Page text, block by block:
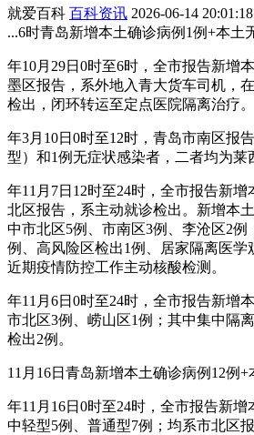
就爱百科 百科资讯 2026-06-14 20:01:18
...6时青岛新增本土确诊病例1例+本土
年10月29日0时至6时，全市报告新增
墨区报告，系外地入青大货车司机，
检出，闭环转运至定点医院隔离治疗。
年3月10日0时至12时，青岛市南区报
型）和1例无症状感染者，二者均为莱
年11月7日12时至24时，全市报告新
北区报告，系主动就诊检出。新增本
中市北区5例、市南区3例、李沧区2
例、高风险区检出1例、居家隔离医学
近期疫情防控工作主动核酸检测。
年11月6日0时至24时，全市报告新增
市北区3例、崂山区1例；其中集中隔
检出2例。
11月16日青岛新增本土确诊病例12例
年11月16日0时至24时，全市报告新
中轻型5例、普通型7例；均系市北区